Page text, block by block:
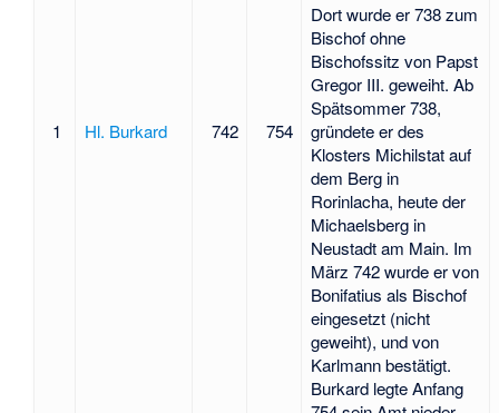
1 Hl. Burkard 742 754
Dort wurde er 738 zum
Bischof ohne
Bischofssitz von Papst
Gregor III. geweiht. Ab
Spätsommer 738,
gründete er des
Klosters Michilstat auf
dem Berg in
Rorinlacha, heute der
Michaelsberg in
Neustadt am Main. Im
März 742 wurde er von
Bonifatius als Bischof
eingesetzt (nicht
geweiht), und von
Karlmann bestätigt.
Burkard legte Anfang